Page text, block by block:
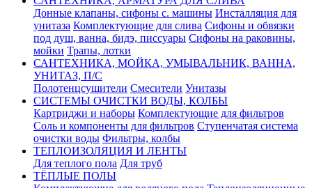
Донные клапаны, сифоны с. машины Инсталляция для
унитаза Комплектующие для слива Сифоны и обвязки
под душ, ванна, бидэ, писсуары Сифоны на раковины,
мойки Трапы, лотки
САНТЕХНИКА, МОЙКА, УМЫВАЛЬНИК, ВАННА,
УНИТАЗ, П/С
Полотенцсушители Смесители Унитазы
СИСТЕМЫ ОЧИСТКИ ВОДЫ, КОЛБЫ
Картриджи и наборы Комплектующие для фильтров
Соль и компоненты для фильтров Ступенчатая система
очистки воды Фильтры, колбы
ТЕПЛОИЗОЛЯЦИЯ И ЛЕНТЫ
Для теплого пола Для труб
ТЁПЛЫЕ ПОЛЫ